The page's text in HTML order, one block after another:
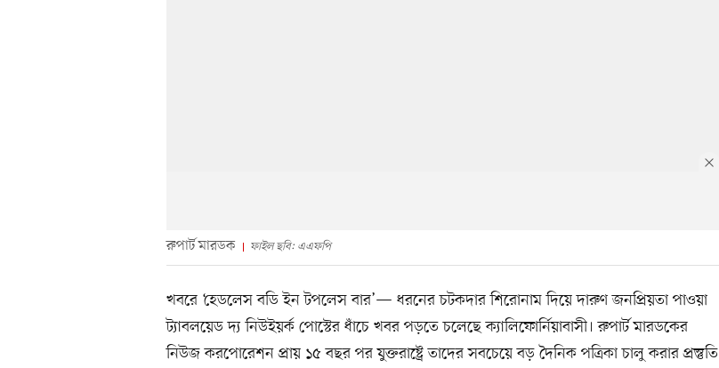
রুপার্ট মারডক ফাইল ছবি: এএফপি
খবরে ‘হেডলেস বডি ইন টপলেস বার’— ধরনের চটকদার শিরোনাম দিয়ে দারুণ জনপ্রিয়তা পাওয়া
ট্যাবলয়েড দ্য নিউইয়র্ক পোস্টের ধাঁচে খবর পড়তে চলেছে ক্যালিফোর্নিয়াবাসী। রুপার্ট মারডকের
নিউজ করপোরেশন প্রায় ১৫ বছর পর যুক্তরাষ্ট্রে তাদের সবচেয়ে বড় দৈনিক পত্রিকা চালু করার প্রস্তুতি